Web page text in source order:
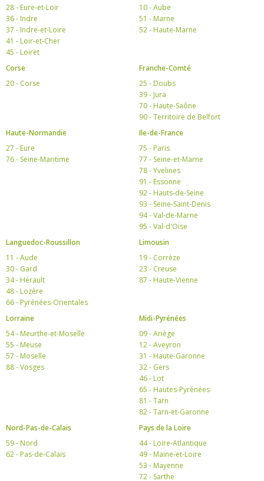
28 - Eure-et-Loir
36 - Indre
37 - Indre-et-Loire
41 - Loir-et-Cher
45 - Loiret
10 - Aube
51 - Marne
52 - Haute-Marne
Corse
20 - Corse
Franche-Comté
25 - Doubs
39 - Jura
70 - Haute-Saône
90 - Territoire de Belfort
Haute-Normandie
27 - Eure
76 - Seine-Maritime
Ile-de-France
75 - Paris
77 - Seine-et-Marne
78 - Yvelines
91 - Essonne
92 - Hauts-de-Seine
93 - Seine-Saint-Denis
94 - Val-de-Marne
95 - Val-d'Oise
Languedoc-Roussillon
11 - Aude
30 - Gard
34 - Hérault
48 - Lozère
66 - Pyrénées-Orientales
Limousin
19 - Corrèze
23 - Creuse
87 - Haute-Vienne
Lorraine
54 - Meurthe-et-Moselle
55 - Meuse
57 - Moselle
88 - Vosges
Midi-Pyrénées
09 - Ariège
12 - Aveyron
31 - Haute-Garonne
32 - Gers
46 - Lot
65 - Hautes-Pyrénées
81 - Tarn
82 - Tarn-et-Garonne
Nord-Pas-de-Calais
59 - Nord
62 - Pas-de-Calais
Pays de la Loire
44 - Loire-Atlantique
49 - Maine-et-Loire
53 - Mayenne
72 - Sarthe